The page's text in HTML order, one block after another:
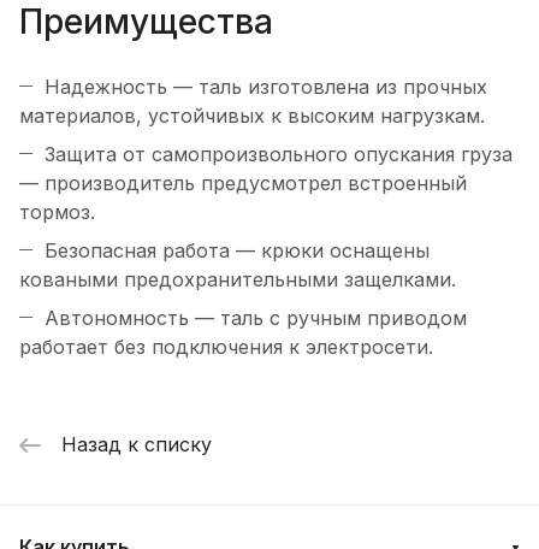
Преимущества
Надежность — таль изготовлена из прочных
материалов, устойчивых к высоким нагрузкам.
Защита от самопроизвольного опускания груза
— производитель предусмотрел встроенный
тормоз.
Безопасная работа — крюки оснащены
коваными предохранительными защелками.
Автономность — таль с ручным приводом
работает без подключения к электросети.
Назад к списку